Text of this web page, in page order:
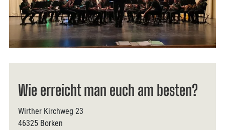
Wie erreicht man euch am besten?
Wirther Kirchweg 23
46325 Borken